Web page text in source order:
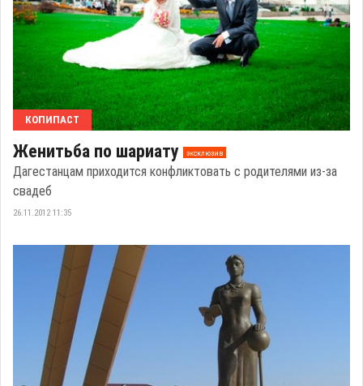
КОПИПАСТ
Женитьба по шариату эксклюзив
Дагестанцам приходится конфликтовать с родителями из-за
свадеб
26.11.2012 11:35